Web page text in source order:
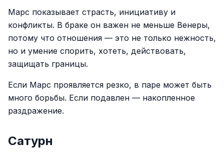
Марс показывает страсть, инициативу и
конфликты. В браке он важен не меньше Венеры,
потому что отношения — это не только нежность,
но и умение спорить, хотеть, действовать,
защищать границы.
Если Марс проявляется резко, в паре может быть
много борьбы. Если подавлен — накопленное
раздражение.
Сатурн